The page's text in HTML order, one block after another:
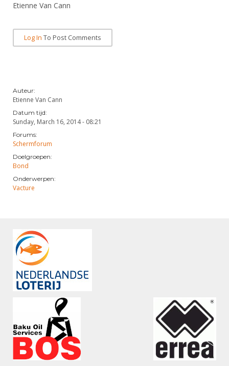
Etienne Van Cann
Log In To Post Comments
Auteur:
Etienne Van Cann
Datum tijd:
Sunday, March 16, 2014 - 08:21
Forums:
Schermforum
Doelgroepen:
Bond
Onderwerpen:
Vacture